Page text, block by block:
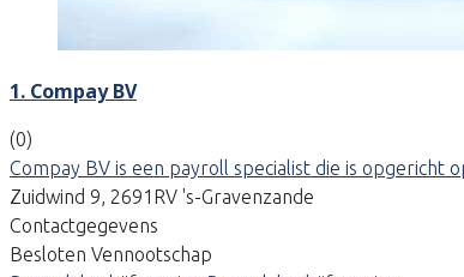
1. Compay BV
(0)
Compay BV is een payroll specialist die is
Zuidwind 9, 2691RV 's-Gravenzande
Contactgegevens
Besloten Vennootschap